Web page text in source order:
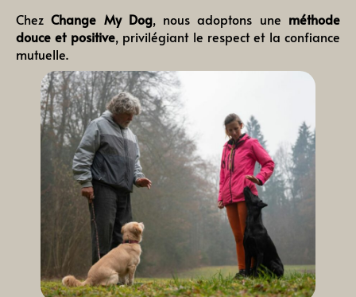
ChezChange My Dog, nous adoptons une méthode
douce et positive, privilégiant le respect et la confiance
mutuelle.